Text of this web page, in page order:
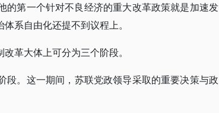
第一个针对不良经济的重大改革政策就是加速发
系自由化还提不到议程上。
革大体上可分为三个阶段。
段。这一期间，苏联党政领导采取的重要决策与政